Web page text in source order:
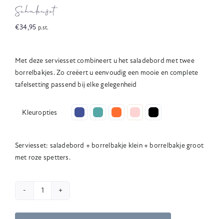
Schalenset
€34,95 p.st.
Met deze serviesset combineert u het saladebord met twee
borrelbakjes. Zo creëert u eenvoudig een mooie en complete
tafelsetting passend bij elke gelegenheid
Kleuropties
Serviesset: saladebord + borrelbakje klein + borrelbakje groot
met roze spetters.